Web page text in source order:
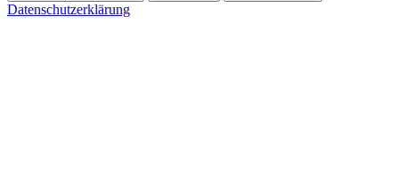
Datenschutzerklärung